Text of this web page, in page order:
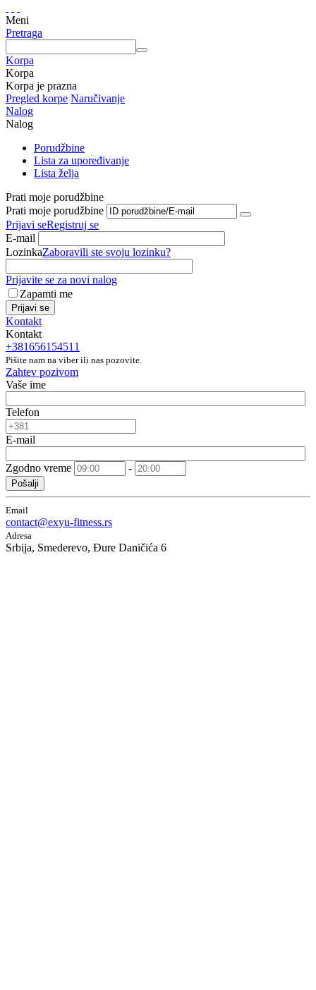
Meni
Pretraga
Korpa
Korpa
Korpa je prazna
Pregled korpe Naručivanje
Nalog
Nalog
Porudžbine
Lista za upoređivanje
Lista želja
Prati moje porudžbine
Prati moje porudžbine
Prijavi seRegistruj se
E-mail
LozinkaZaboravili ste svoju lozinku?
Prijavite se za novi nalog
Zapamti me
Prijavi se
Kontakt
Kontakt
+381656154511
Pišite nam na viber ili nas pozovite.
Zahtev pozivom
Vaše ime
Telefon
E-mail
Zgodno vreme -
Pošalji
Email
contact@exyu-fitness.rs
Adresa
Srbija, Smederevo, Đure Daničića 6